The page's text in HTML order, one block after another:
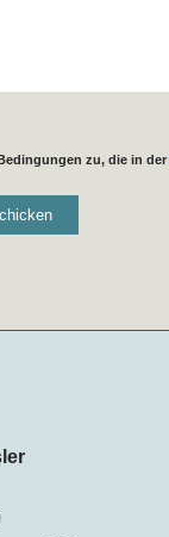
zu, die in der